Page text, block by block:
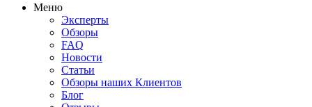
Меню
Эксперты
Обзоры
FAQ
Новости
Статьи
Обзоры наших Клиентов
Блог